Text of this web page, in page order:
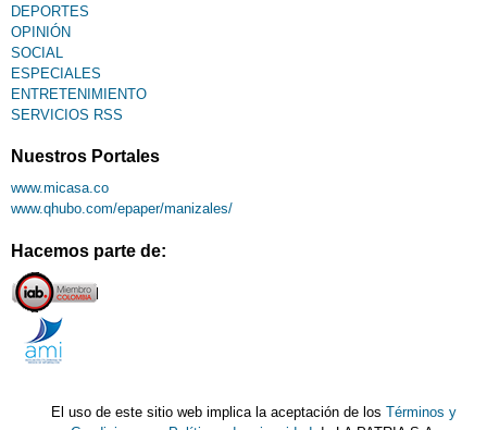
DEPORTES
OPINIÓN
SOCIAL
ESPECIALES
ENTRETENIMIENTO
SERVICIOS RSS
Nuestros Portales
www.micasa.co
www.qhubo.com/epaper/manizales/
Hacemos parte de:
El uso de este sitio web implica la aceptación de losTérminos y